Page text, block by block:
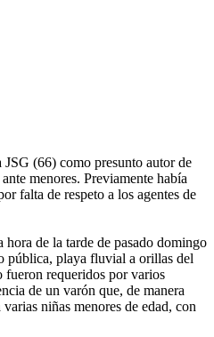
JSG (66) como presunto autor de
menores. Previamente había
falta de respeto a los agentes de
de la tarde de pasado domingo
pública, playa fluvial a orillas del
requeridos por varios
de un varón que, de manera
niñas menores de edad, con